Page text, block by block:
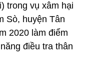
trong vụ xâm hại
Sò, huyện Tân
2020 làm điểm
điều tra thân